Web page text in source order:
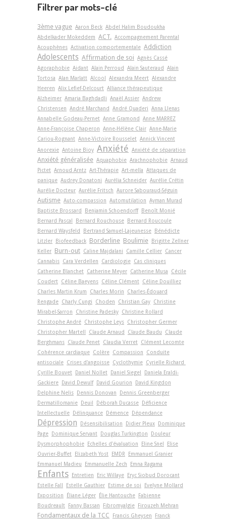
Filtrer par mots-clé
3ème vague Aaron Beck Abdel Halim Boudoukha
Abdelkader Mokeddem ACT. Accompagnement Parental
Acouphènes Activation comportementale Addiction
Adolescents Affirmation de soi Agnès Cassé
Agoraphobie Aidant Alain Perroud Alain Sauteraud
Alain
Tortosa Alan Marlatt Alcool Alexandra Meert Alexandre
Heeren Alix Lefief-Delcourt Alliance thérapeutique
Alzheimer Amaria Baghdadli Anaël Assier Andrew
Christensen André Marchand André Quaderi Anna Llenas
Annabelle Godeau-Pernet Anne Gramond
Anne MARREZ
Anne-Françoise Chaperon Anne-Hélène Clair Anne-Marie
Cariou-Rognant Anne-Victoire Rousselet Annick Vincent
Anorexie Antoine Bioy Anxiété Anxiété de séparation
Anxiété généralisée Aquaphobie Arachnophobie Arnaud
Pictet Arnoud Arntz Art-Thérapie Art-­mella Attaques de
panique Audrey Donatoni Aurélia Schneider Aurélie Crétin
Aurélie Docteur Aurélie Fritsch Aurore Sabouraud-Séguin
Autisme Auto-compassion Automutilation Ayman Murad
Baptiste Brossard
Benjamin Schoendorff
Benoît Monié
Bernard Pascal
Bernard Rouchouse
Bernard Roucoule
Bernard Waysfeld
Bertrand Samuel-Lajeunesse
Bénédicte
Litzler
Biofeedback Borderline Boulimie
Brigitte Zellner
Keller Burn-out Caline Majdalani Camille Cellier Cancer
Cannabis Cara Verdellen Cardiologie Cas cliniques
Catherine Blanchet Catherine Meyer Catherine Musa
Cécile
Coudert Céline Baeyens Céline Clément Céline Douilliez
Charles Martin Krum
Charles Morin
Charles-Édouard
Rengade Charly Cungi Choden Christian Gay Christine
Mirabel-Sarron
Christine Padesky Christine Rollard
Christophe André Christophe Leys Christopher Germer
Christopher Martell
Claude Arnaud Claude Baudu
Claude
Berghmans Claude Penet Claudia Verret Clément Lecomte
Cohérence cardiaque Colère Compassion
Conduite
antisociale Crises d'angoisse Cyclothymie Cyrielle Richard
Cyrille Bouvet
Daniel Nollet Daniel Siegel
Daniela Eraldi-
Gackiere
David Dewulf David Gourion
David Kingdon
Delphine Nelis
Dennis Donovan
Dennis Greenberger
Dermatillomanie
Deuil Déborah Ducasse
Déficience
Intellectuelle
Délinquance Démence Dépendance
Dépression Désensibilisation Didier Pleux
Dominique
Page
Dominique Servant Douglas Turkington
Douleur
Dysmorphophobie
Echelles d'évaluation Eline Snel
Elise
Ouvrier-Buffet
Elizabeth Yost EMDR
Emmanuel Granier
Emmanuel Madieu
Emmanuelle Zech Emna Ragama
Enfants Entretien Eric Willaye
Eryc Siobud Dorocant
Estelle Fall
Estelle Gauthier Estime de soi
Evelyne Mollard
Exposition
Éliane Léger Élie Hantouche
Fabienne
Boudreault
Fanny Bassan Fibromyalgie Firouzeh Mehran
Fondamentaux de la TCC Francis Gheysen
Franck